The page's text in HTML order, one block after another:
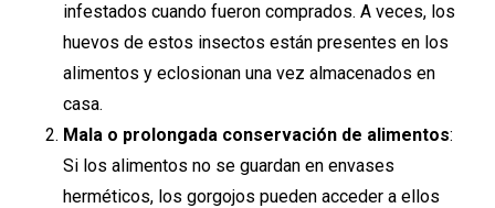
infestados cuando fueron comprados. A veces, los
huevos de estos insectos están presentes en los
alimentos y eclosionan una vez almacenados en
casa.
Mala o prolongada conservación de alimentos:
Si los alimentos no se guardan en envases
herméticos, los gorgojos pueden acceder a ellos